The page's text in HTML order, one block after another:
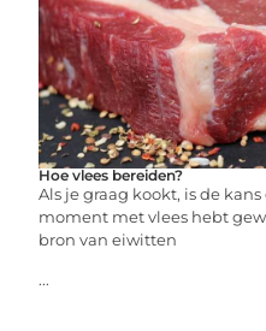
Hoe vlees bereiden?
Als je graag kookt, is de
moment met vlees hebt
bron van eiwitten
...